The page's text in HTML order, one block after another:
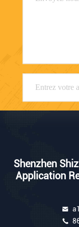
Shenzhen
Application